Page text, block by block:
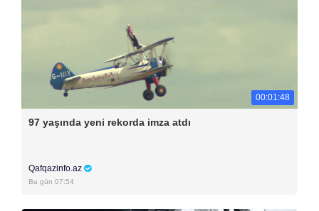
00:01:48
97 yaşında yeni rekorda imza atdı
Qafqazinfo.az
Bu gün 07:54